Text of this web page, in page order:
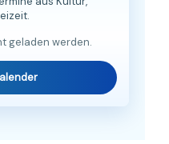
geladen werden.